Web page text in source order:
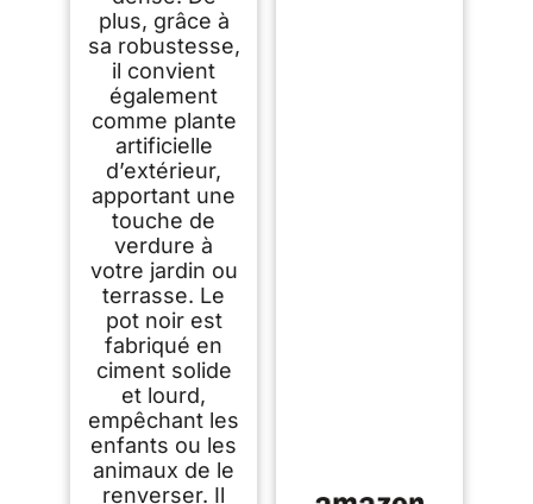
plus, grâce à
sa robustesse,
il convient
également
comme plante
artificielle
d’extérieur,
apportant une
touche de
verdure à
votre jardin ou
terrasse. Le
pot noir est
fabriqué en
ciment solide
et lourd,
empêchant les
enfants ou les
animaux de le
renverser. Il